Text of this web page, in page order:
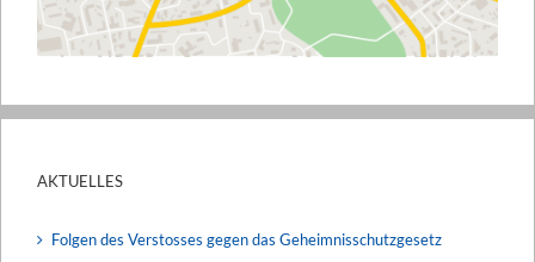
AKTUELLES
Folgen des Verstosses gegen das Geheimnisschutzgesetz